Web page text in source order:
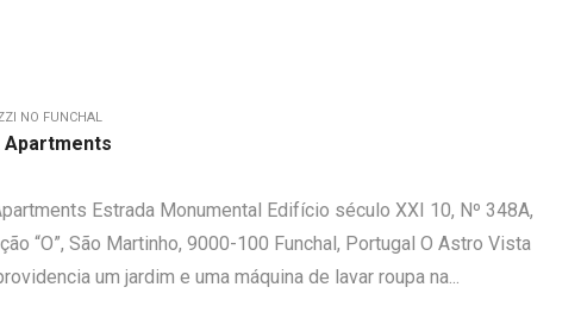
NO FUNCHAL
Estrada Monumental Edifício século XXI 10, Nº 348A,
“O”, São Martinho, 9000-100 Funchal, Portugal O Astro Vista
um jardim e uma máquina de lavar roupa na...